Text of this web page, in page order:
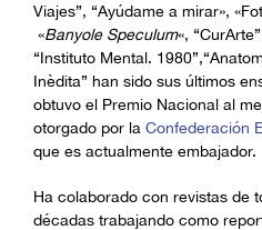
Viajes”, “Ayúdame a mirar»,
«Banyole Speculum«,
“Instituto Mental.
Inèdita” han sido sus últimos
obtuvo el Premio Nacional al
otorgado por la Confederación
que es actualmente embajador.
Ha colaborado con revistas de
décadas trabajando como